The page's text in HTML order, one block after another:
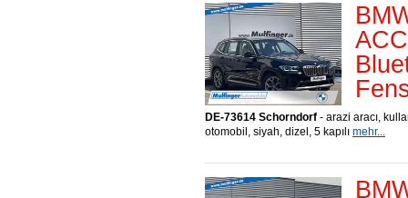
DE-73614 Schorndorf - arazi aracı,
otomobil, siyah, dizel, 5 kapılı mehr...